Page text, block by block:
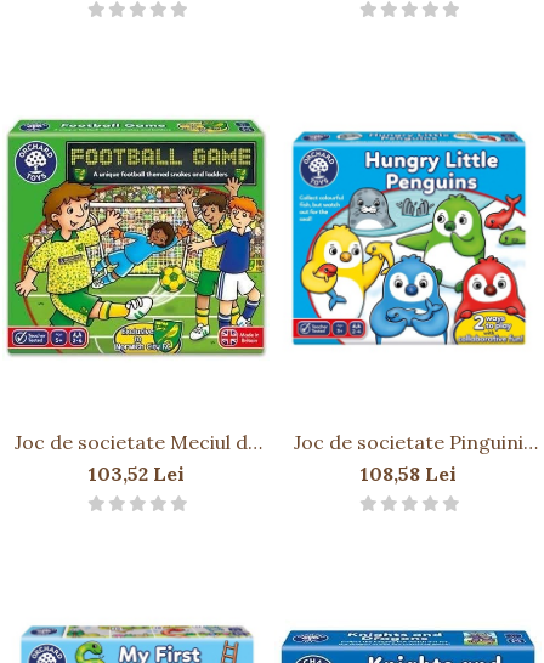
Joc de societate Meciul de
fotbal FOOTBALL GAME
103,52 Lei
Joc de societate Pinguini
Mici și Flamanzi HUNGRY
LITTLE PENGUINS
108,58 Lei